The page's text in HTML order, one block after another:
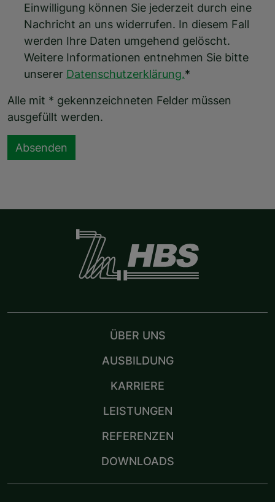
Einwilligung können Sie jederzeit durch eine
Nachricht an uns widerrufen. In diesem Fall
werden Ihre Daten umgehend gelöscht.
Weitere Informationen entnehmen Sie bitte
unserer Datenschutzerklärung.*
Alle mit * gekennzeichneten Felder müssen
ausgefüllt werden.
Absenden
ÜBER UNS
AUSBILDUNG
KARRIERE
LEISTUNGEN
REFERENZEN
DOWNLOADS